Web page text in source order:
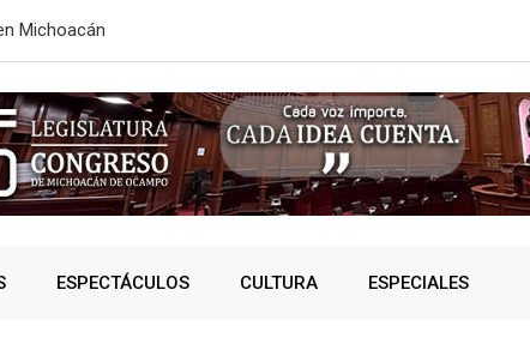
para reforzar seguridad
ESPECTÁCULOS CULTURA ESPECIALES